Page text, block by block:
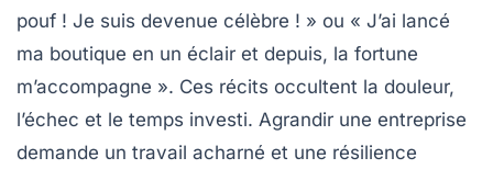
pouf ! Je suis devenue célèbre ! » ou « J’ai lancé
ma boutique en un éclair et depuis, la fortune
m’accompagne ». Ces récits occultent la douleur,
l’échec et le temps investi. Agrandir une entreprise
demande un travail acharné et une résilience